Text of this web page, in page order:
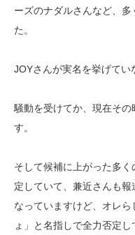
ーズのナダルさんなど、
た。
JOYさんが実名を挙げてい
騒動を受けてか、現在そ
す。
そして候補に上がった多
定していて、兼近さんも
なっていますけど、オレ
ょ」と名指しで全力否定し